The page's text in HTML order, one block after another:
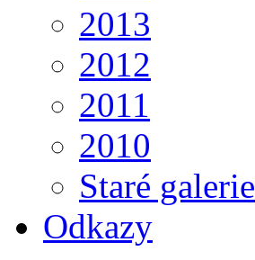
2013
2012
2011
2010
Staré galerie
Odkazy